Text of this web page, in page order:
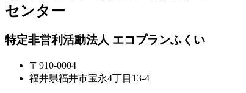
センター
特定非営利活動法人 エコプランふくい
〒910-0004
福井県福井市宝永4丁目13-4